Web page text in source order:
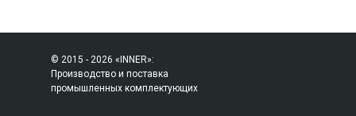
© 2015 - 2026 «INNER»:
Производство и поставка
промышленных комплектующих